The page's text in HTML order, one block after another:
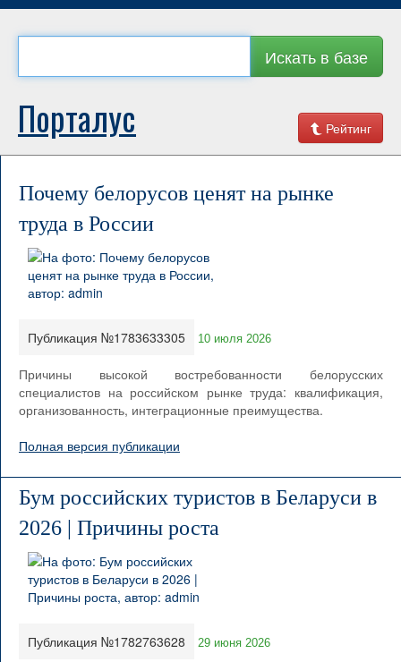
Искать в базе
Рейтинг
Порталус
Почему белорусов ценят на рынке
труда в России
Публикация №1783633305 10 июля 2026
Причины высокой востребованности белорусских
специалистов на российском рынке труда: квалификация,
организованность, интеграционные преимущества.
Полная версия публикации
Бум российских туристов в Беларуси в
2026 | Причины роста
Публикация №1782763628 29 июня 2026